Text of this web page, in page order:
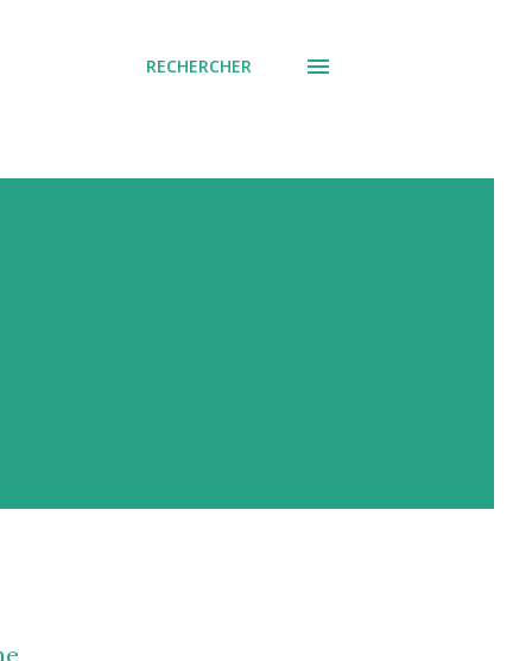
RECHERCHER